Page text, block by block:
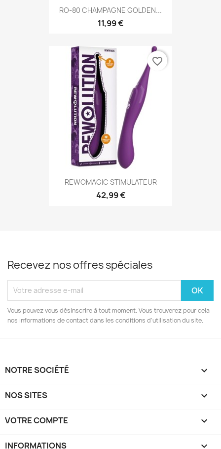
RO-80 CHAMPAGNE GOLDEN...
11,99 €
REWOMAGIC STIMULATEUR
42,99 €
favorite_border
Recevez nos offres spéciales
Vous pouvez vous désinscrire à tout moment. Vous trouverez pour cela
nos informations de contact dans les conditions d'utilisation du site.
NOTRE SOCIÉTÉ 
NOS SITES 
VOTRE COMPTE 
INFORMATIONS keyboard_arrow_down